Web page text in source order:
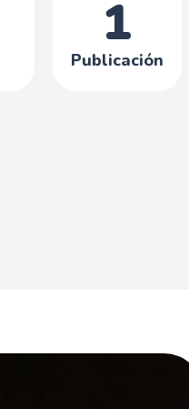
1
Publicación